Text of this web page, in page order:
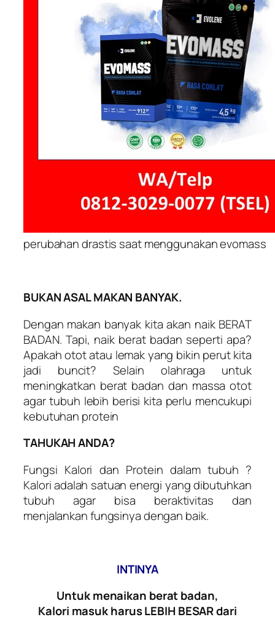
perubahan drastis saat menggunakan evomass
BUKAN ASAL MAKAN BANYAK.
Dengan makan banyak kita akan naik BERAT
BADAN. Tapi, naik berat badan seperti apa?
Apakah otot atau lemak yang bikin perut kita
jadi buncit? Selain olahraga untuk
meningkatkan berat badan dan massa otot
agar tubuh lebih berisi kita perlu mencukupi
kebutuhan protein
TAHUKAH ANDA?
Fungsi Kalori dan Protein dalam tubuh ?
Kalori adalah satuan energi yang dibutuhkan
tubuh agar bisa beraktivitas dan
menjalankan fungsinya dengan baik.
INTINYA
Untuk menaikan berat badan,
Kalori masuk harus LEBIH BESAR dari